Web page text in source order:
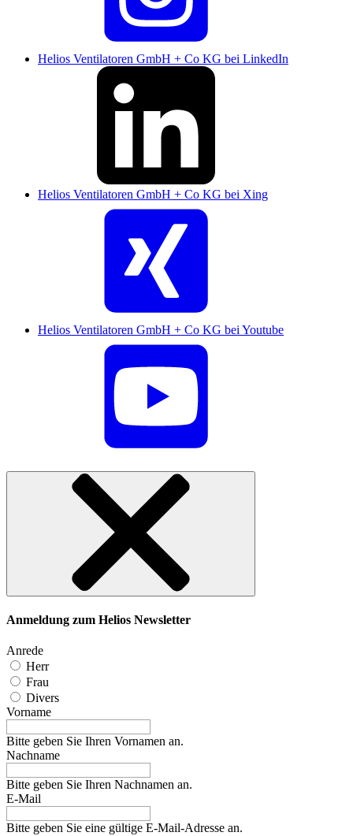
Helios Ventilatoren GmbH + Co KG bei LinkedIn
Helios Ventilatoren GmbH + Co KG bei Xing
Helios Ventilatoren GmbH + Co KG bei Youtube
Anmeldung zum Helios Newsletter
Anrede
Herr
Frau
Divers
Vorname
Bitte geben Sie Ihren Vornamen an.
Nachname
Bitte geben Sie Ihren Nachnamen an.
E-Mail
Bitte geben Sie eine gültige E-Mail-Adresse an.